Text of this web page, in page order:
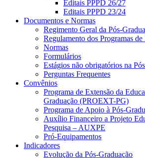
Editais PPPD 26/27
Editais PPPD 23/24
Documentos e Normas
Regimento Geral da Pós-
Regulamento dos Programas de
Normas
Formulários
Estágios não obrigatórios na
Perguntas Frequentes
Convênios
Programa de Extensão da
Graduação (PROEXT-PG)
Programa de Apoio à Pós-
Auxílio Financeiro a Projeto
Pesquisa – AUXPE
Pró-Equipamentos
Indicadores
Evolução da Pós-Graduação